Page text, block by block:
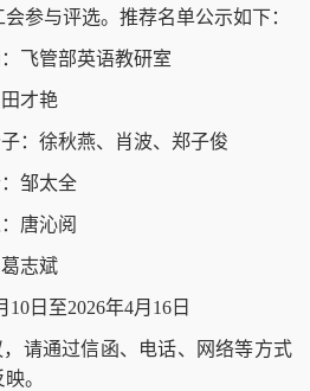
参与评选。推荐名单公示如下：
飞管部英语教研室
才艳
：徐秋燕、肖波、郑子俊
邹太全
唐沁阅
志斌
日至2026年4月16日
请通过信函、电话、网络等方式
。